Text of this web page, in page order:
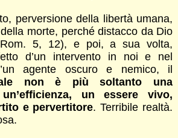
perversione della libertà umana,
morte, perché distacco da Dio
5, 12), e poi, a sua volta,
d’un intervento in noi e nel
agente oscuro e nemico, il
non è più soltanto una
un essere vivo,
e pervertitore. Terribile realtà.